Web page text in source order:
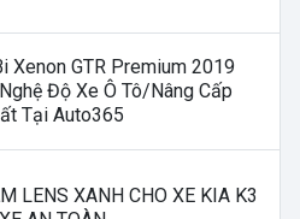
Xenon GTR Premium 2019
Độ Xe Ô Tô/nâng Cấp
Tại Auto365
LENS XANH CHO XE KIA K3